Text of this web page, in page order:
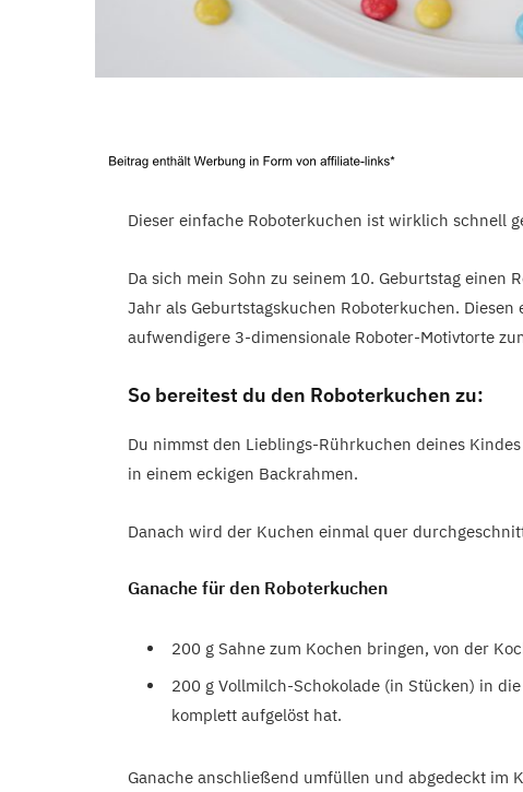
Dieser einfache Roboterkuchen ist wirklich schnell
Da sich mein Sohn zu seinem 10. Geburtstag einen
Jahr als Geburtstagskuchen Roboterkuchen.
aufwendigere 3-dimensionale Roboter-Motivtorte
So bereitest du den Roboterkuchen zu:
Du nimmst den Lieblings-Rührkuchen deines
in einem eckigen Backrahmen.
Danach wird der Kuchen einmal quer
Ganache für den Roboterkuchen
200 g Sahne zum Kochen bringen, von der
200 g Vollmilch-Schokolade (in Stücken) in
komplett aufgelöst hat.
Ganache anschließend umfüllen und abgedeckt im